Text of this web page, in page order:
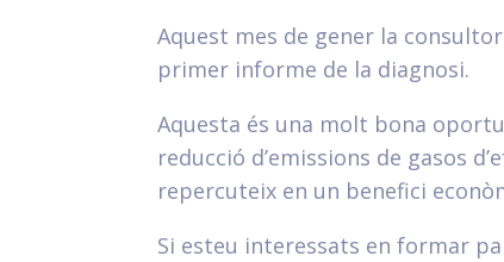
Aquest mes de gener la
primer informe de la diagnosi.
Aquesta és una molt bona
reducció d’emissions de gasos
repercuteix en un benefici
Si esteu interessats en formar